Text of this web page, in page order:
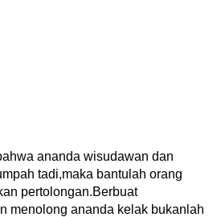
ananda wisudawan dan
tadi,maka bantulah orang
pertolongan.Berbuat
menolong ananda kelak bukanlah